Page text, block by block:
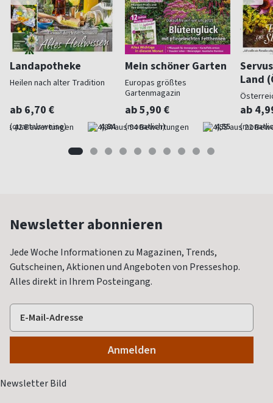
Landapotheke
Heilen nach alter Tradition
ab 6,70 €
(quartalsweise) 4,84
Mein schöner Garten
Europas größtes
Gartenmagazin
ab 5,90 €
(monatlich) 4,55
Land
ab
Newsletter abonnieren
Jede Woche Informationen zu Magazinen, Trends,
Gutscheinen, Aktionen und Angeboten von Presseshop.
Alles direkt in Ihrem Posteingang.